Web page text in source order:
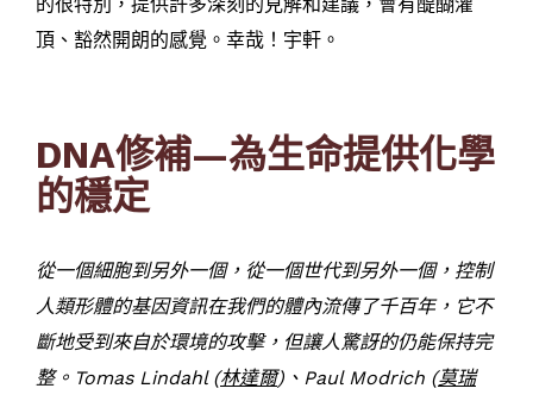
頂、豁然開朗的感覺。幸哉！宇軒。
DNA修補—為生命提供化學
的穩定
從一個細胞到另外一個，從一個世代到另外一個，控制
人類形體的基因資訊在我們的體內流傳了千百年，它不
斷地受到來自於環境的攻擊，但讓人驚訝的仍能保持完
整。Tomas Lindahl (林達爾)、Paul Modrich (莫瑞